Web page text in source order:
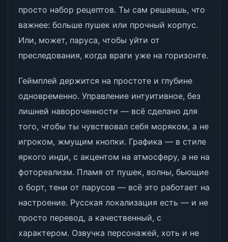
просто набор рецептов. Ты сам решаешь, что
важнее: больше пушек или прочный корпус.
Или, может, паруса, чтобы уйти от
преследования, когда враги уже на горизонте.
Геймплей держится на простоте и глубине
одновременно. Управление интуитивное, без
лишней навороченности — всё сделано для
того, чтобы ты чувствовал себя моряком, а не
игроком, жмущим кнопки. Графика — в стиле
яркого инди, с акцентом на атмосферу, а не на
фотореализм. Пламя от пушек, волны, бьющие
о борт, тени от парусов — всё это работает на
настроение. Русская локализация есть — и не
просто перевод, а качественный, с
характером. Озвучка персонажей, хоть и не